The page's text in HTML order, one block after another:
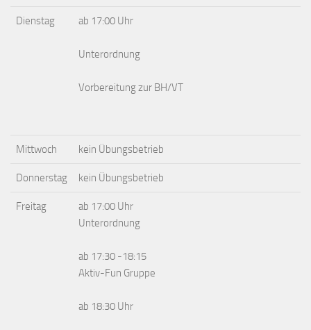
Dienstag ab 17:00 Uhr
Unterordnung
Vorbereitung zur BH/VT
Mittwoch kein Übungsbetrieb
Donnerstag kein Übungsbetrieb
Freitag
ab 17:00 Uhr
Unterordnung
ab 17:30 -18:15
Aktiv-Fun Gruppe
ab 18:30 Uhr